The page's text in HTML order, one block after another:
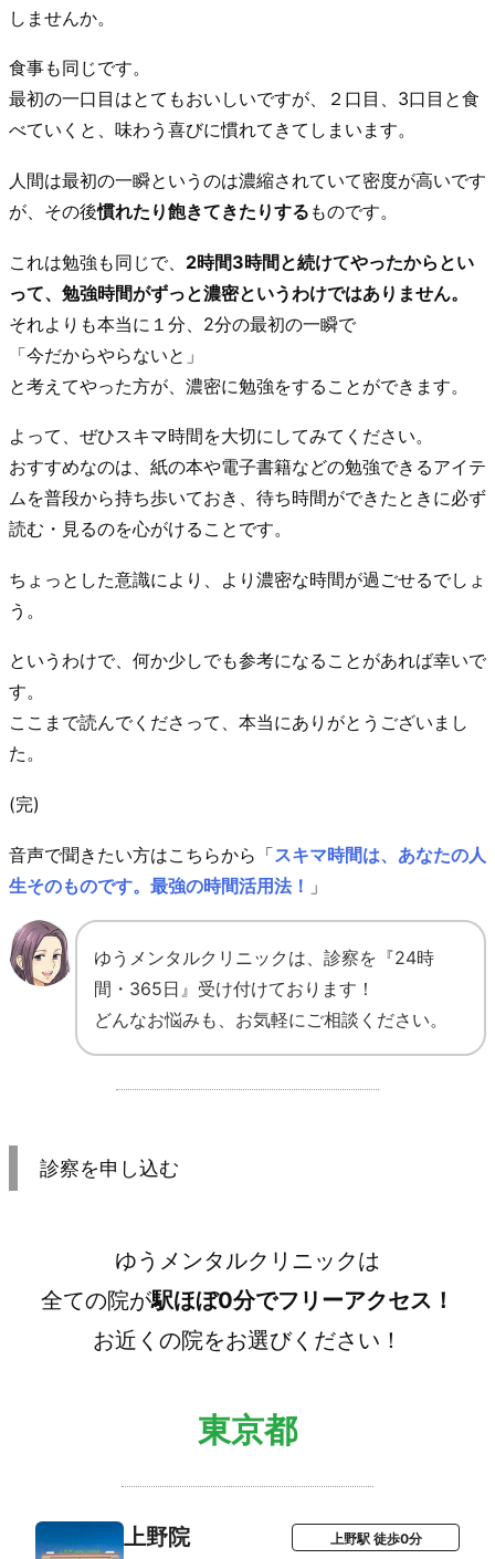
しませんか。
食事も同じです。
最初の一口目はとてもおいしいですが、２口目、3口目と食
べていくと、味わう喜びに慣れてきてしまいます。
人間は最初の一瞬というのは濃縮されていて密度が高いです
が、その後慣れたり飽きてきたりする ものです。
これは勉強も同じで、 2時間3時間と続けてやったからとい
って、勉強時間がずっと濃密というわけではありません。
それよりも本当に１分、2分の最初の一瞬で
「今だからやらないと」
と考えてやった方が、濃密に勉強をすることができます。
よって、ぜひスキマ時間を大切にしてみてください。
おすすめなのは、紙の本や電子書籍などの勉強できるアイテ
ムを普段から持ち歩いておき、待ち時間ができたときに必ず
読む・見るのを心がけることです。
ちょっとした意識により、より濃密な時間が過ごせるでしょ
う。
というわけで、何か少しでも参考になることがあれば幸いで
す。
ここまで読んでくださって、本当にありがとうございまし
た。
(完)
音声で聞きたい方はこちらから「スキマ時間は、あなたの人
生そのものです。最強の時間活用法！ 」
ゆうメンタルクリニックは、診察を『24時
間・365日』受け付けております！
どんなお悩みも、お気軽にご相談ください。
診察を申し込む
ゆうメンタルクリニックは
全ての院が駅ほぼ0分でフリーアクセス！
お近くの院をお選びください！
東京都
上野院 上野駅 徒歩0分